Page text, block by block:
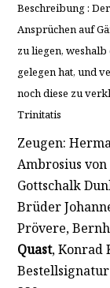
Beschreibung :
Ansprüchen auf
zu liegen,
gelegen hat, und
noch diese zu
Trinitatis
Zeugen:
Ambrosius
Gottschalk
Brüder
Prövere,
Quast, Konrad